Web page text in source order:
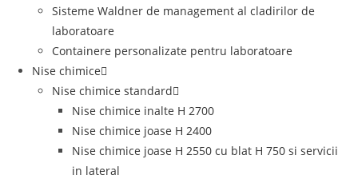
Sisteme Waldner de management al cladirilor de
laboratoare
Containere personalizate pentru laboratoare
Nise chimice
Nise chimice standard
Nise chimice inalte H 2700
Nise chimice joase H 2400
Nise chimice joase H 2550 cu blat H 750 si servicii
in lateral